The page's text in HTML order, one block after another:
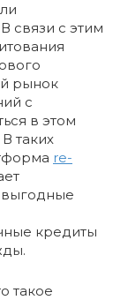
связи с этим
рынок
с
в этом
таких
re-
выгодные
кредиты
такое